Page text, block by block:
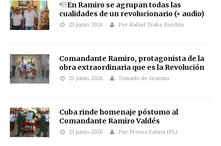
En Ramiro se agrupan todas las
cualidades de un revolucionario (+ audio)
23 junio 2026 Por Rafael Traba Bordón
Comandante Ramiro, protagonista de la
obra extraordinaria que es la Revolución
23 junio 2026 Tomado de Granma
Cuba rinde homenaje póstumo al
Comandante Ramiro Valdés
23 junio 2026 Por Prensa Latina (PL)